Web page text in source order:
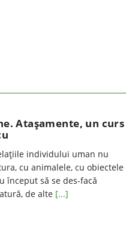
Atașamente, un curs
individului uman nu
cu animalele, cu obiectele
început să se des-facă
de alte [...]